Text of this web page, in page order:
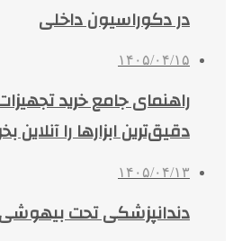
در دکوراسیون داخلی
۱۴۰۵/۰۴/۱۵
راهنمای جامع خرید
دقیق‌ترین ابزارها را آنلاین
۱۴۰۵/۰۴/۱۳
دندانپزشکی تحت